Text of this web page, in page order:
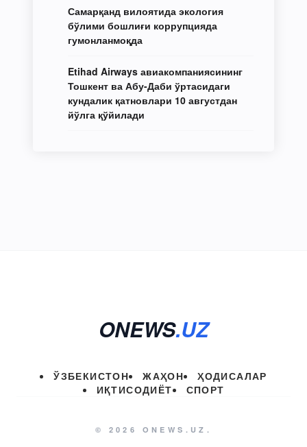
Самарқанд вилоятида экология
бўлими бошлиғи коррупцияда
гумонланмоқда
Etihad Airways авиакомпаниясининг
Тошкент ва Абу-Даби ўртасидаги
кундалик қатновлари 10 августдан
йўлга қўйилади
ONEWS.UZ
ЎЗБЕКИСТОН ЖАҲОН
ҲОДИСАЛАР
ИҚТИСОДИЁТ
СПОРТ
© 2026 ONEWS.UZ.